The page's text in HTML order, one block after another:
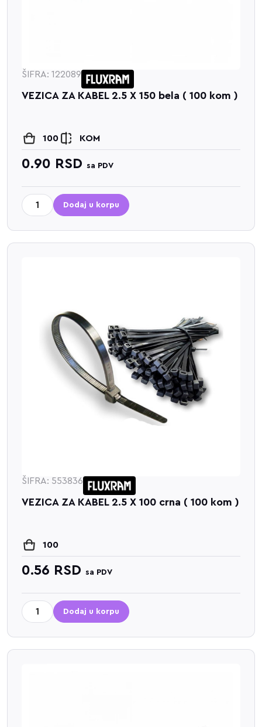
ŠIFRA: 122089
VEZICA ZA KABEL 2.5 X 150 bela ( 100 kom )
100 KOM
0.90 RSD sa PDV
Dodaj u korpu
ŠIFRA: 553836
VEZICA ZA KABEL 2.5 X 100 crna ( 100 kom )
100
0.56 RSD sa PDV
Dodaj u korpu